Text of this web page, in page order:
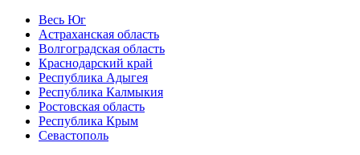
Весь Юг
Астраханская область
Волгоградская область
Краснодарский край
Республика Адыгея
Республика Калмыкия
Ростовская область
Республика Крым
Севастополь